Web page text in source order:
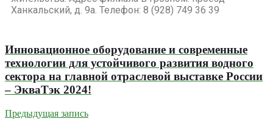
Ханкальский, д. 9а. Телефон: 8 (928) 749 36 39
Инновационное оборудование и современные
технологии для устойчивого развития водного
сектора на главной отраслевой выставке России
– ЭкваТэк 2024!
Предыдущая запись